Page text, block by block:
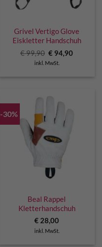
Grivel Vertigo Glove
Eiskletter Handschuh
€99,90 Ursprünglicher
Preis
war:
€ 94,90
inkl. MwSt.
-30%
Beal Rappel
Kletterhandschuh
€ 28,00
inkl. MwSt.